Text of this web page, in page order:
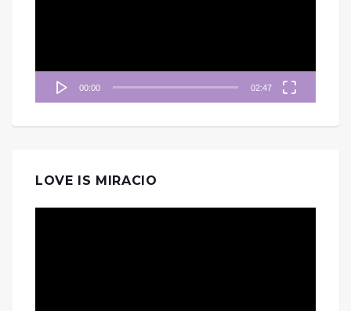
00:00 02:47
LOVE IS MIRACIO